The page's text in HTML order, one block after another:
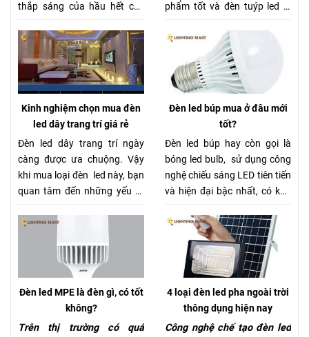
thắp sáng của hầu hết các
ty, xí nghiệp. Tuy nhiên không
phải ai cũng hiểu rõ về loại
đèn này. Vậy hôm nay chúng
tôi sẽ mách nhỏ cho bạn một
vài tip nhỏ để sử dụng thiết bị
này hiệu quả nhất nhé.
phẩm tốt và đèn tuýp led là
bật. Ngày càng có nhiều các
công trình sử dụng chúng
thay vì đèn huỳnh quang.
Hiện nay có nhiều nhà cung
cấp sản phẩm này với đầy đủ
mẫu mã đáp ứng các tiêu
Kinh nghiệm chọn mua đèn
led dây trang trí giá rẻ
Đèn led dây trang trí ngày
càng được ưa chuộng. Vậy
khi mua loại đèn led này, bạn
quan tâm đến những yếu tố
giá cả sản phẩm? Hôm nay
bạn nơi loại đèn trang trí này
Đèn led búp mua ở đâu mới
tốt?
Đèn led búp hay còn gọi là
bóng led bulb, sử dụng công
nghệ chiếu sáng LED tiên tiến
và hiện đại bậc nhất, có khả
một vực” so với các loại bóng
đèn sợi đốt ngày xưa dù thiết
kế bên ngoài khá giống. Hôm
nay chúng ta hãy cùng tìm
hiểu về loại đèn led siêu sáng
này xem nó có điều gì tân tiến
Đèn led MPE là đèn gì, có tốt
không?
Trên thị trường có quá
4 loại đèn led pha ngoài trời
thông dụng hiện nay
Công nghệ chế tạo đèn led